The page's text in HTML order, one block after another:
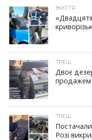
ЖИТТЯ
ТРЕШ
Двоє
продажем
ТРЕШ
Розі